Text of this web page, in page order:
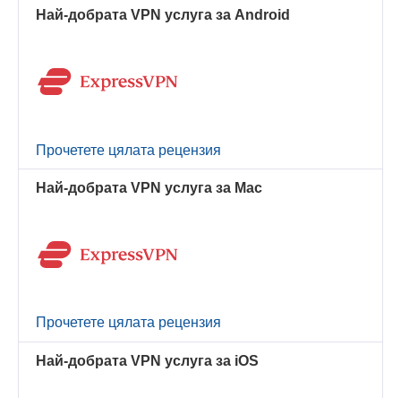
Най-добрата VPN услуга за Android
Прочетете цялата рецензия
Най-добрата VPN услуга за Mac
Прочетете цялата рецензия
Най-добрата VPN услуга за iOS